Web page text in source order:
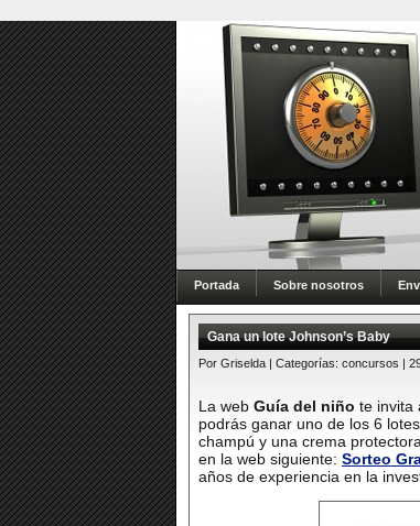
Portada Sobre nosotros
Gana un lote Johnson’s Baby
Por Griselda | Categorías: concursos |
La web Guía del niño te invita
podrás ganar uno de los 6
champú y una crema
en la web siguiente: Sorteo
años de experiencia en la